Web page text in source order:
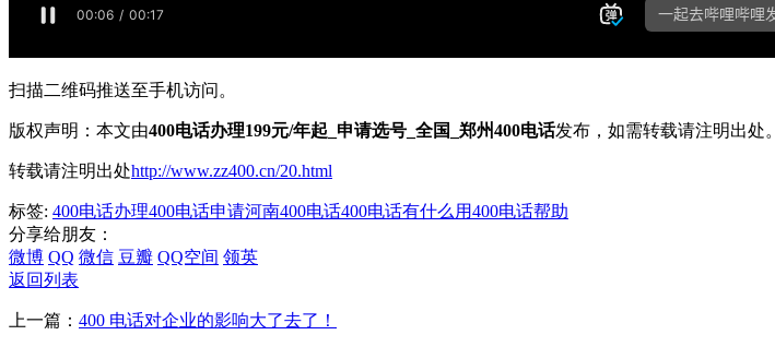
扫描二维码推送至手机访问。
版权声明：本文由400电话办理199元/年起_申请选号_全国_郑州400电话发布，如需转载请注明出处。
转载请注明出处http://www.zz400.cn/20.html
标签: 400电话办理400电话申请河南400电话400电话有什么用400电话帮助
分享给朋友：
微博 QQ 微信 豆瓣 QQ空间 领英
返回列表
上一篇： 400 电话对企业的影响大了去了！